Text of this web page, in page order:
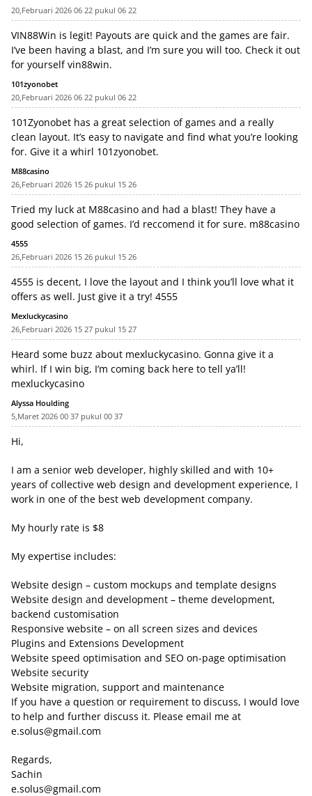
20,Februari 2026 06 22 pukul 06 22
VIN88Win is legit! Payouts are quick and the games are fair.
I’ve been having a blast, and I’m sure you will too. Check it out
for yourselfvin88win.
101zyonobet
20,Februari 2026 06 22 pukul 06 22
101Zyonobet has a great selection of games and a really
clean layout. It’s easy to navigate and find what you’re looking
for. Give it a whirl 101zyonobet.
M88casino
26,Februari 2026 15 26 pukul 15 26
Tried my luck at M88casino and had a blast! They have a
good selection of games. I’d reccomend it for sure. m88casino
4555
26,Februari 2026 15 26 pukul 15 26
4555 is decent, I love the layout and I think you’ll love what it
offers as well. Just give it a try! 4555
Mexluckycasino
26,Februari 2026 15 27 pukul 15 27
Heard some buzz about mexluckycasino. Gonna give it a
whirl. If I win big, I’m coming back here to tell ya’ll!
mexluckycasino
Alyssa Houlding
5,Maret 2026 00 37 pukul 00 37
Hi,
I am a senior web developer, highly skilled and with 10+
years of collective web design and development experience, I
work in one of the best web development company.
My hourly rate is $8
My expertise includes:
Website design – custom mockups and template designs
Website design and development – theme development,
backend customisation
Responsive website – on all screen sizes and devices
Plugins and Extensions Development
Website speed optimisation and SEO on-page optimisation
Website security
Website migration, support and maintenance
If you have a question or requirement to discuss, I would love
to help and further discuss it. Please email me at
e.solus@gmail.com
Regards,
Sachin
e.solus@gmail.com